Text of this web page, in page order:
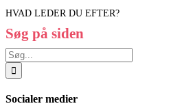
HVAD LEDER DU EFTER?
Søg på siden
Søg
efter:
Socialer medier